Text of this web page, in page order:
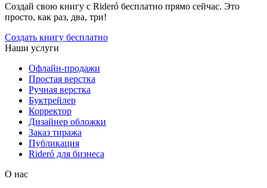
Создай свою книгу с Rideró бесплатно прямо сейчас. Это
просто, как раз, два, три!
Создать книгу бесплатно
Наши услуги
Офлайн-продажи
Простая верстка
Ручная верстка
Буктрейлер
Корректор
Дизайнер обложки
Заказ тиража
Публикация
Rideró для бизнеса
О нас